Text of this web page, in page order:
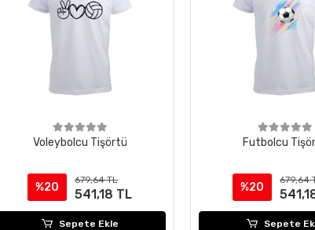
Voleybolcu Tişörtü
%20
679,64 TL
541,18 TL
Sepete Ekle
Futbolcu
%20
679,64
Sepete